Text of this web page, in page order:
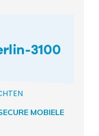
MOBIELE